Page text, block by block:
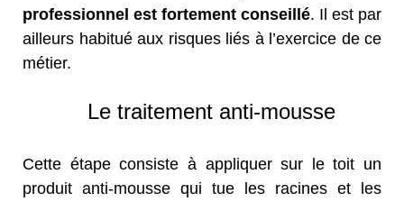
professionnel est fortement conseillé. Il est par
ailleurs habitué aux risques liés à l’exercice de ce
métier.
Le traitement anti-mousse
Cette étape consiste à appliquer sur le toit un
produit anti-mousse qui tue les racines et les